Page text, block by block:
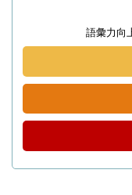
語彙力向